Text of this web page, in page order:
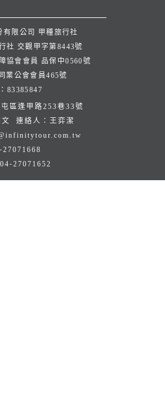
限公司 甲種旅行社
社 交觀甲字第8443號
協會會員 品保中0560號
業公會會員465號
83385847
區逢甲路253巷33號
連絡人：王弈潔
27071668
04-27071652